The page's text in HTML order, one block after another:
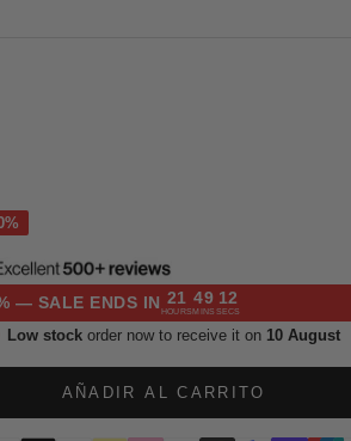
— SALE ENDS IN 21
HOURS
49
MINS
11
SECS
Low stockorder now to receive it on 10 August
AÑADIR AL CARRITO